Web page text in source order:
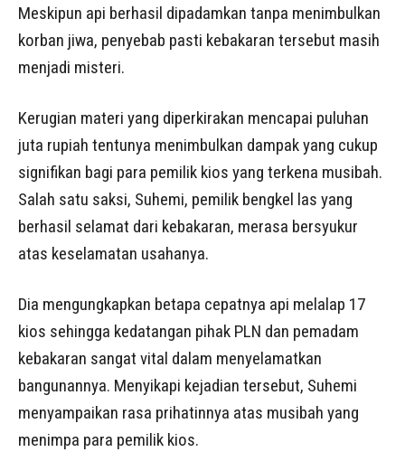
Meskipun api berhasil dipadamkan tanpa menimbulkan
korban jiwa, penyebab pasti kebakaran tersebut masih
menjadi misteri.
Kerugian materi yang diperkirakan mencapai puluhan
juta rupiah tentunya menimbulkan dampak yang cukup
signifikan bagi para pemilik kios yang terkena musibah.
Salah satu saksi, Suhemi, pemilik bengkel las yang
berhasil selamat dari kebakaran, merasa bersyukur
atas keselamatan usahanya.
Dia mengungkapkan betapa cepatnya api melalap 17
kios sehingga kedatangan pihak PLN dan pemadam
kebakaran sangat vital dalam menyelamatkan
bangunannya. Menyikapi kejadian tersebut, Suhemi
menyampaikan rasa prihatinnya atas musibah yang
menimpa para pemilik kios.